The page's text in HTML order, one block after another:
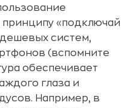
принципу «подключай
дешевых систем,
(вспомните
обеспечивает
глаза и
Например, в